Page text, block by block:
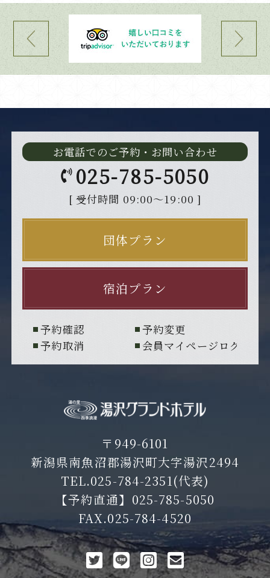
お電話でのご予約・お問い合わせ
025-785-5050
[ 受付時間 09:00～19:00 ]
団体プラン
宿泊プラン
予約確認
予約変更
予約取消
会員マイページログイン
〒949-6101
新潟県南魚沼郡湯沢町大字湯沢2494
TEL.025-784-2351(代表)
【予約直通】 025-785-5050
FAX.025-784-4520